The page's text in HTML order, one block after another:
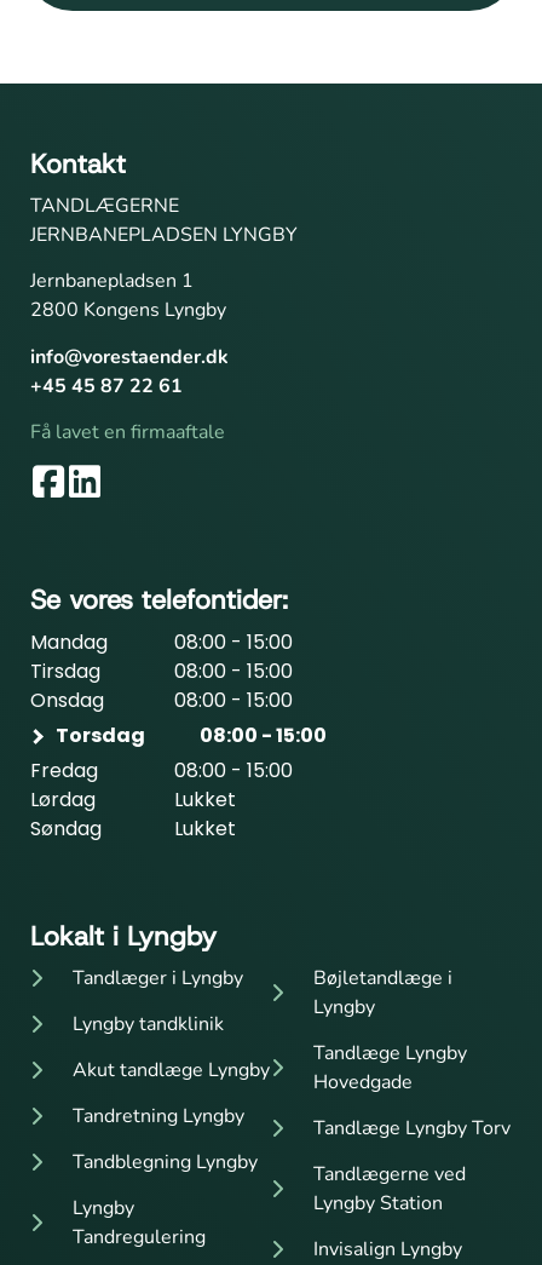
Kontakt
TANDLÆGERNE
JERNBANEPLADSEN LYNGBY
Jernbanepladsen 1
2800 Kongens Lyngby
info@vorestaender.dk
+45 45 87 22 61
Få lavet en firmaaftale
Se vores telefontider:
Mandag
08:00 - 15:00
Tirsdag
08:00 - 15:00
Onsdag
08:00 - 15:00
Torsdag
08:00 - 15:00
Fredag
08:00 - 15:00
Lørdag
Lukket
Søndag
Lukket
Lokalt i Lyngby
Tandlæger i Lyngby
Lyngby tandklinik
Akut tandlæge Lyngby
Tandretning Lyngby
Tandblegning Lyngby
Lyngby
Tandregulering
Bøjletandlæge i
Lyngby
Tandlæge Lyngby
Hovedgade
Tandlæge Lyngby Torv
Tandlægerne ved
Lyngby Station
Invisalign Lyngby